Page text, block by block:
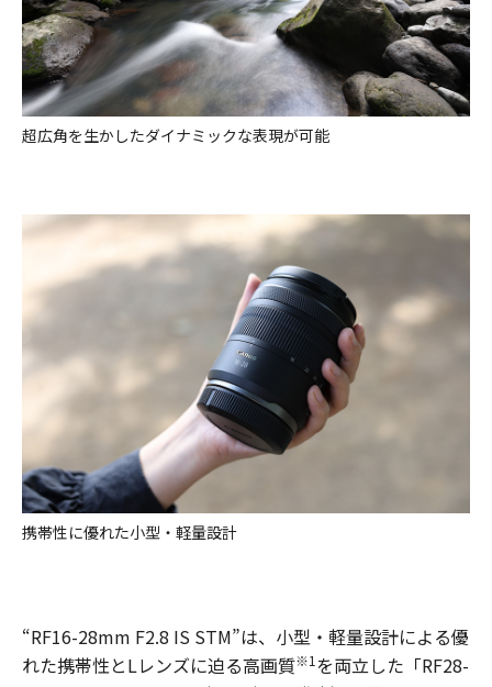
超広角を生かしたダイナミックな表現が可能
携帯性に優れた小型・軽量設計
“RF16-28mm F2.8 IS STM”は、小型・軽量設計による優
れた携帯性とLレンズに迫る高画質※1 を両立した「RF28-